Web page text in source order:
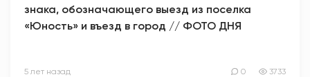
знака, обозначающего выезд из поселка
«Юность» и въезд в город // ФОТО ДНЯ
5 лет назад 0 3733